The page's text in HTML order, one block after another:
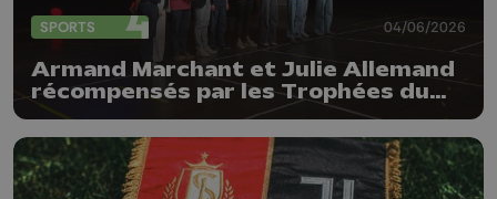
SPORTS 04/06/2026
Armand Marchant et Julie Allemand
récompensés par les Trophées du
sport de la Province de Liège